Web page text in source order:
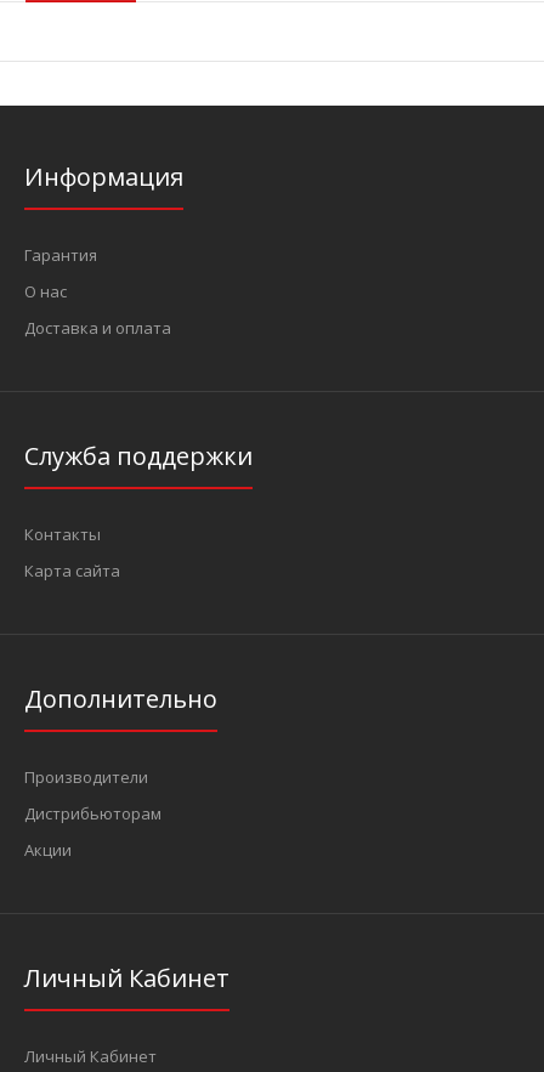
Информация
Гарантия
О нас
Доставка и оплата
Служба поддержки
Контакты
Карта сайта
Дополнительно
Производители
Дистрибьюторам
Акции
Личный Кабинет
Личный Кабинет